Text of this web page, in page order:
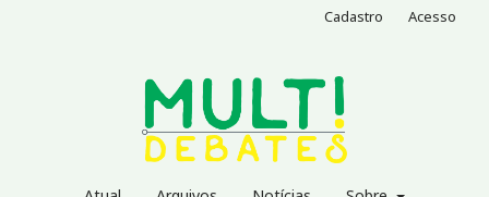
Cadastro Acesso